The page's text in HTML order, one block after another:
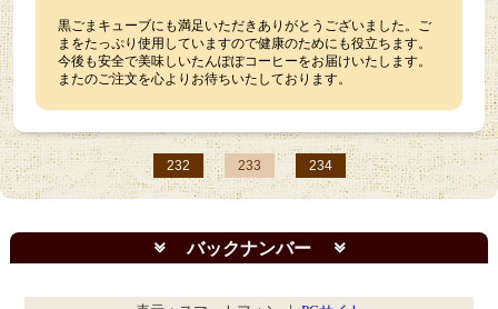
黒ごまキューブにも満足いただきありがとうございました。ご
まをたっぷり使用していますので健康のためにも役立ちます。
今後も安全で美味しいたんぽぽコーヒーをお届けいたします。
またのご注文を心よりお待ちいたしております。
232 233 234
バックナンバー